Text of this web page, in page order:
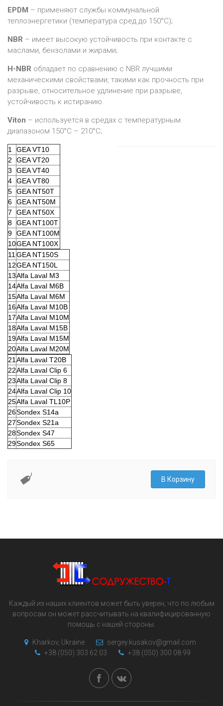
EPDM – применяют службы коммунальной
теплоэнергетики (температура сред до 150°C);
NBR – имеет высокую устойчивость при контакте с
маслами, бензолами и жирами;
H-NBR обладает по сравнению с NBR лучшими
механическими свойствами, такими как прочность при
разрыве, относительное удлинение при разрыве,
устойчивость к истиранию.
Viton – используется в средах с температурным
диапазоном 150°C – 210°C;
1
GEA VT10
2
GEA VT20
3
GEA VT40
4 GEA VT80
5 GEA NT50T
6 GEA NT50M
7
GEA NT50X
8 GEA NT100T
9 GEA NT100M
10GEA NT100X
11 GEA NT150S
12GEA NT150L
13Alfa Laval M3
14Alfa Laval M6B
15Alfa Laval M6M
16Alfa Laval M10B
17Alfa Laval M10M
18Alfa Laval M15B
19Alfa Laval M15M
20Alfa Laval M20M
21 Alfa Laval T20B
22Alfa Laval Clip 6
23Alfa Laval Clip 8
24Alfa Laval Clip 10
25Alfa Laval TL10P
26Sondex S14a
27Sondex S21a
28Sondex S47
29Sondex S65
Каждый из наших клиентов может быть уверен, что по любым
вопросам он может рассчитывать на квалифицированную
помощь с нашей стороны.
Kharkov, Ukraine
sergey.kusakov@gmail.com
+38 (050) 303 62 03
+38 (050) 300 08 99